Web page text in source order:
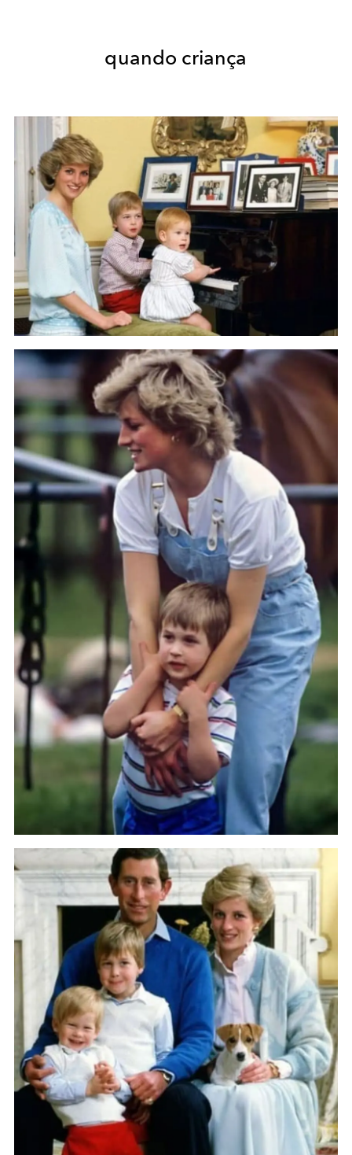
quando criança